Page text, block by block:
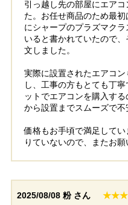
引っ越し先の部屋にエア
た。お任せ商品のため最
にシャープのプラズマク
いると書かれていたので
文しました。
実際に設置されたエアコ
し、工事の方もとても丁
ットでエアコンを購入す
から設置までスムーズで不
価格もお手頃で満足して
りていないので、またお願
2025/08/08 粉 さん